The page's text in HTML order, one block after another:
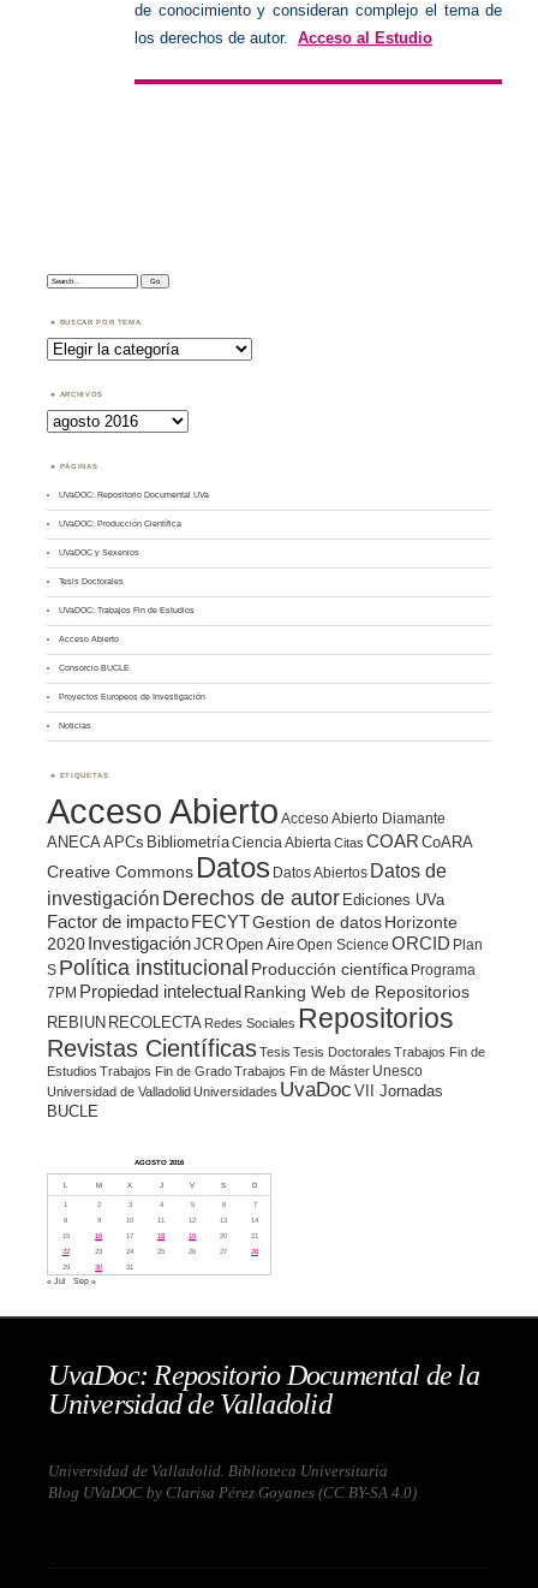
de conocimiento y consideran complejo el tema de
los derechos de autor. Acceso al Estudio
Search:
BUSCAR POR TEMA
Buscar
por
Tema
ARCHIVOS
Archivos
PÁGINAS
UVaDOC: Repositorio Documental UVa
UVaDOC: Producción Científica
UVaDOC y Sexenios
Tesis Doctorales
UVaDOC: Trabajos Fin de Estudios
Acceso Abierto
Consorcio BUCLE
Proyectos Europeos de Investigación
Noticias
ETIQUETAS
Acceso Abierto Acceso Abierto Diamante
ANECAAPCs BibliometríaCiencia Abierta Citas COAR CoARA
Creative Commons Datos Datos Abiertos Datos de
investigación Derechos de autor Ediciones UVa
Factor de impacto FECYTGestion de datosHorizonte
2020 InvestigaciónJCROpen AireOpen Science ORCID Plan
S Política institucional Producción científica Programa
7PM Propiedad intelectualRanking Web de Repositorios
REBIUN RECOLECTA Redes Sociales Repositorios
Revistas CientíficasTesis Tesis Doctorales Trabajos Fin de
Estudios Trabajos Fin de GradoTrabajos Fin de Máster Unesco
Universidad de Valladolid Universidades UvaDoc VII Jornadas
BUCLE
AGOSTO 2016
L M X J V S D
1 2 3 4 5 6
7
8
9 10 11 12 13
14
15
16 17 18 19 20
21
22
23 24 25 26 27
28
29
30 31
« Jul Sep »
UvaDoc: Repositorio Documental de la
Universidad de Valladolid
Universidad de Valladolid. Biblioteca Universitaria
Blog UVaDOC by Clarisa Pérez Goyanes (CC BY-SA 4.0)